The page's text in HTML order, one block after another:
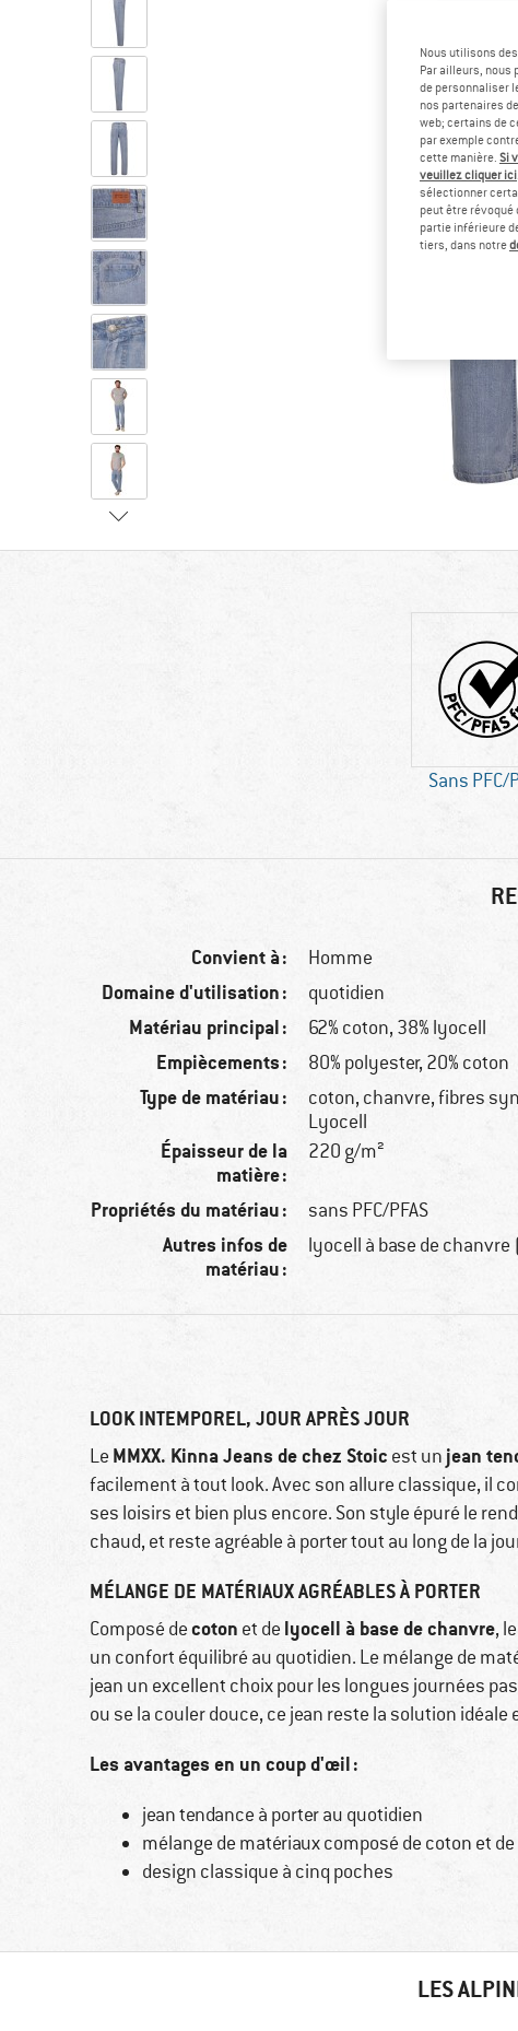
Le/la mannequin mesure 185 cm
Le/la mannequin mesure 185 cm
Le/la mannequin mesure 185 cm
Sans PFC/
Convient à : Homme
Domaine d'utilisation : quotidien
Matériau principal : 62% coton, 38% lyocell
Empiècements : 80% polyester, 20% coton
Type de matériau :
coton, chanvre, fibres
Lyocell
Épaisseur de la
matière :
220 g/m²
Propriétés du matériau : sans PFC/PFAS
Autres infos de
matériau :
lyocell à base de chanvre
LOOK INTEMPOREL, JOUR APRÈS JOUR
Le MMXX. Kinna Jeans de chez Stoic est un jean
facilement à tout look. Avec son allure classique, il
ses loisirs et bien plus encore. Son style épuré le
chaud, et reste agréable à porter tout au long de la
MÉLANGE DE MATÉRIAUX AGRÉABLES À PORTER
Composé decoton et de lyocell à base de chanvre,
un confort équilibré au quotidien. Le mélange de
jean un excellent choix pour les longues journées
ou se la couler douce, ce jean reste la solution
Les avantages en un coup d'œil :
jean tendance à porter au quotidien
mélange de matériaux composé de coton et
design classique à cinq poches
LES
Nous utilisons
Par ailleurs, nous
de personnaliser
nos partenaires
web; certains de
par exemple
cette manière. Si
veuillez cliquer ici
sélectionner
peut être révoqué
partie inférieure
tiers, dans notre